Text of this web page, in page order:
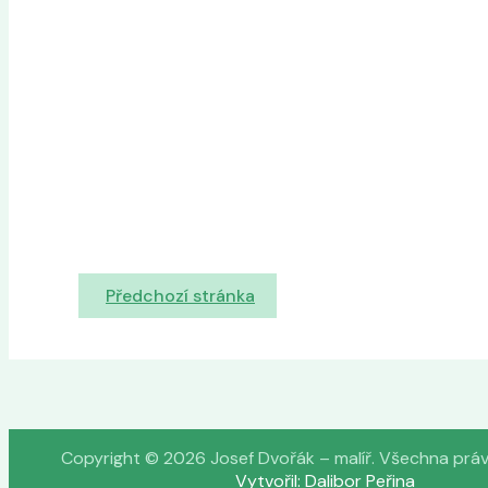
Předchozí stránka
Copyright © 2026 Josef Dvořák – malíř. Všechna
Vytvořil: Dalibor Peřina